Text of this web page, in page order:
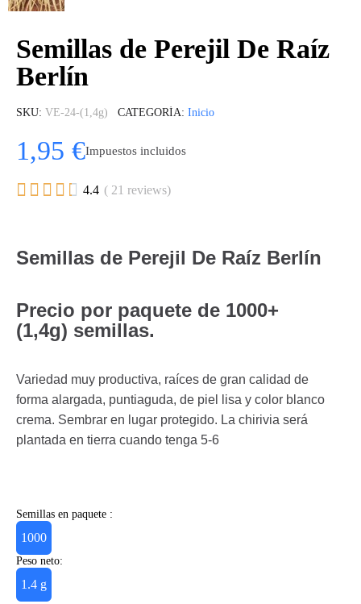
Semillas de Perejil De Raíz
Berlín
SKU VE-24-(1,4g) CATEGORÍA Inicio
1,95 €Impuestos incluidos
     4.4 ( 21 reviews)
Semillas de Perejil De Raíz Berlín
Precio por paquete de 1000+
(1,4g) semillas.
Variedad muy productiva, raíces de gran calidad de
forma alargada, puntiaguda, de piel lisa y color blanco
crema. Sembrar en lugar protegido. La chirivia será
plantada en tierra cuando tenga 5-6
Semillas en paquete :
1000
Peso neto:
1.4 g